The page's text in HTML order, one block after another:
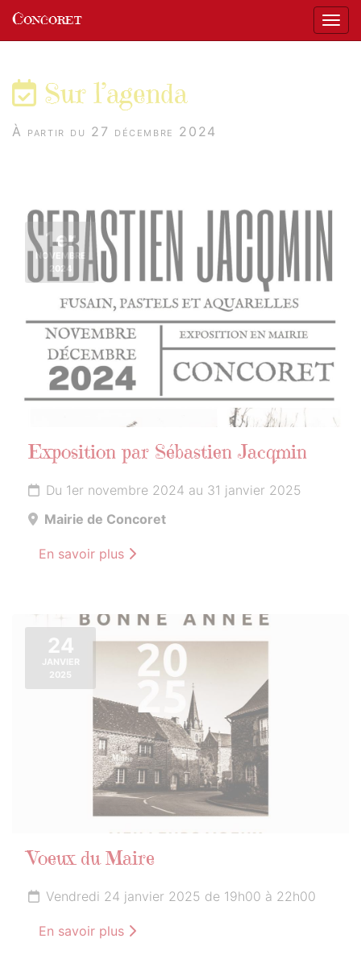
Concoret
Sur l’agenda
À partir du 27 décembre 2024
1er
NOVEMBRE
2024
Exposition par Sébastien Jacqmin
Du 1er novembre 2024 au 31 janvier 2025
Mairie de Concoret
En savoir plus
24
JANVIER
2025
Voeux du Maire
Vendredi 24 janvier 2025 de 19h00 à 22h00
En savoir plus
Panneau de gestion des cookies